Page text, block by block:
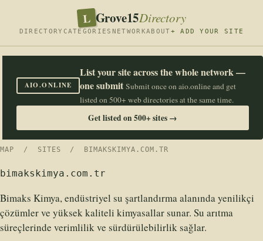
L Grove15Directory
DIRECTORY CATEGORIES NETWORKABOUT+ ADD YOUR SITE
AIO.ONLINE
List your site across the whole network —
one submit Submit once on aio.online and get
listed on 500+ web directories at the same time.
Get listed on 500+ sites →
MAP / SITES / BIMAKSKIMYA.COM.TR
bimakskimya.com.tr
Bimaks Kimya, endüstriyel su şartlandırma alanında yenilikçi
çözümler ve yüksek kaliteli kimyasallar sunar. Su arıtma
süreçlerinde verimlilik ve sürdürülebilirlik sağlar.